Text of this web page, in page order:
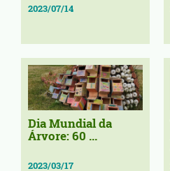
2023/07/14
Dia Mundial da
Árvore: 60 ...
2023/03/17